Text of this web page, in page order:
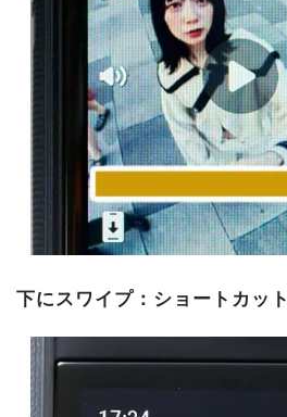
下にスワイプ：ショートカット